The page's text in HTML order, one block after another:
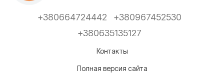
+380664724442
+380967452530
+380635135127
Контакты
Полная версия сайта